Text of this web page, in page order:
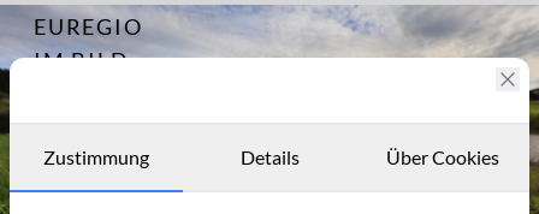
EUREGIO
IM BILD
Archiv
Kontakt
Archiv
Zustimmung Details Über Cookies